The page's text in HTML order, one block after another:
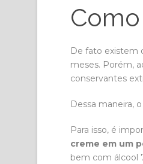
De fato existem
meses. Porém,
conservantes
Dessa maneira,
Para isso, é
creme em um
bem com álcool